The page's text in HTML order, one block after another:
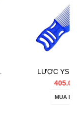
YS PARK 246